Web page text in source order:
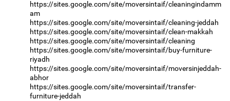
https://sites.google.com/site/moversintaif/cleaningindamm
am
https://sites.google.com/site/moversintaif/cleaning-jeddah
https://sites.google.com/site/moversintaif/clean-makkah
https://sites.google.com/site/moversintaif/cleaning
https://sites.google.com/site/moversintaif/buy-furniture-
riyadh
https://sites.google.com/site/moversintaif/moversinjeddah-
abhor
https://sites.google.com/site/moversintaif/transfer-
furniture-jeddah